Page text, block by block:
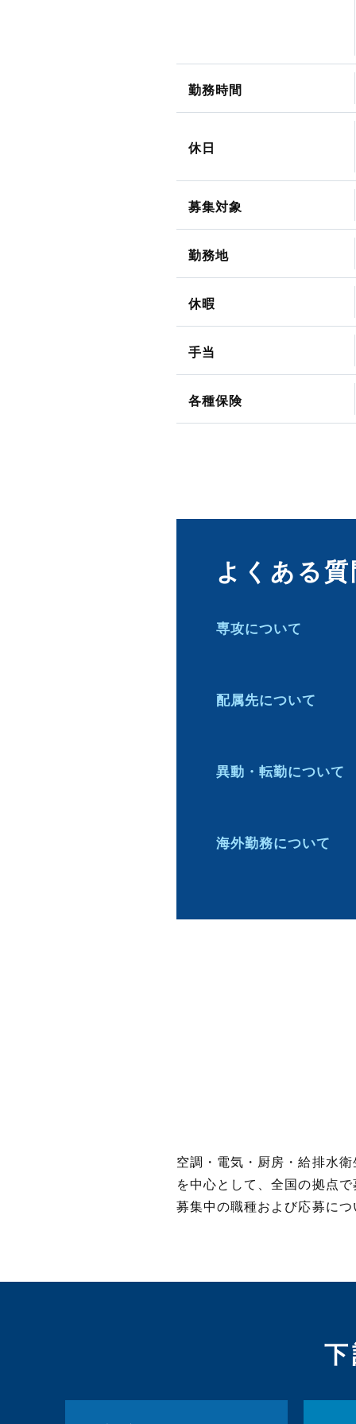
勤務時間
休日
募集対象
勤務地
休暇
手当
各種保険
よくある質
専攻について
配属先について
異動・転勤について
海外勤務について
空調・電気・厨房・給排水
を中心として、全国の拠点
募集中の職種および応募につ